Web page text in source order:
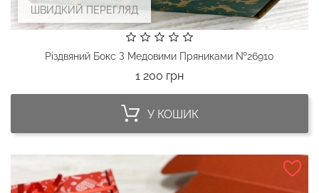
ШВИДКИЙ ПЕРЕГЛЯД
Різдвяний Бокс З Медовими Пряниками №26910
1 200 грнЦіна
У КОШИК